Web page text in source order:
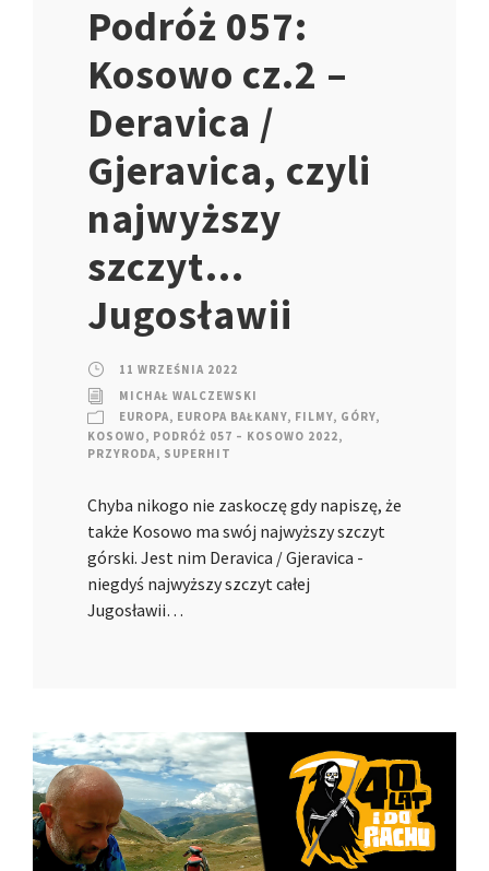
Podróż 057:
Kosowo cz.2 –
Deravica /
Gjeravica, czyli
najwyższy
szczyt…
Jugosławii
11 WRZEŚNIA 2022
MICHAŁ WALCZEWSKI
EUROPA, EUROPA BAŁKANY, FILMY, GÓRY,
KOSOWO, PODRÓŻ 057 – KOSOWO 2022,
PRZYRODA, SUPERHIT
Chyba nikogo nie zaskoczę gdy napiszę, że
także Kosowo ma swój najwyższy szczyt
górski. Jest nim Deravica / Gjeravica -
niegdyś najwyższy szczyt całej
Jugosławii…